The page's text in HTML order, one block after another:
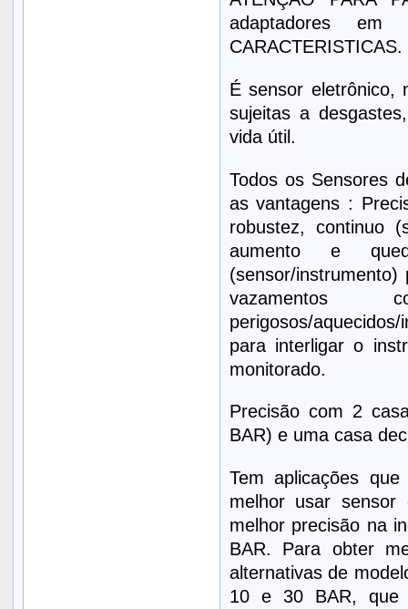
adaptadores
CARACTERISTICAS.
É sensor eletrônico,
sujeitas a
vida útil.
Todos os Sensores
as vantagens :
robustez, continuo
aumento e
(sensor/
perigosos/
para interligar o
monitorado.
Precisão com 2
BAR) e uma casa
Tem aplicações
melhor usar
melhor precisão na
BAR. Para obter
alternativas de
10 e 30 BAR, que